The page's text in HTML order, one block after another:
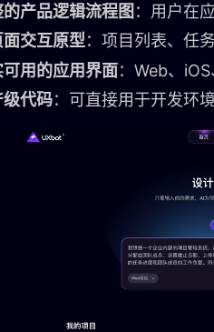
产品逻辑流程图 ：用户在
交互原型：项目列表、任
用的应用界面：Web、
代码：可直接用于开发环